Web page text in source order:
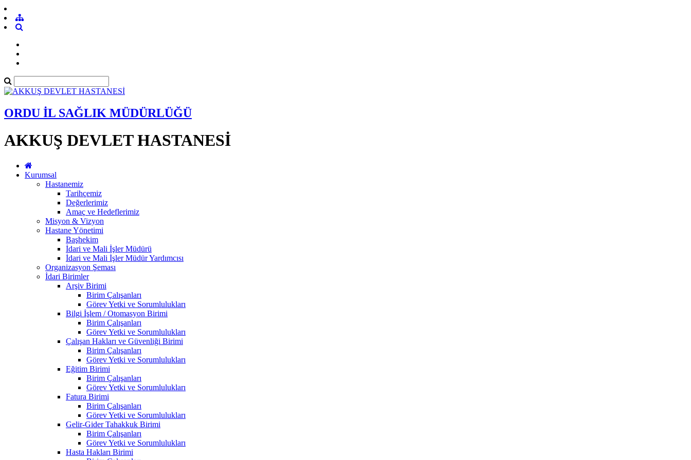
ORDU İL SAĞLIK MÜDÜRLÜĞÜ
AKKUŞ DEVLET HASTANESİ
Kurumsal
Hastanemiz
Tarihçemiz
Değerlerimiz
Amaç ve Hedeflerimiz
Misyon & Vizyon
Hastane Yönetimi
Başhekim
İdari ve Mali İşler Müdürü
İdari ve Mali İşler Müdür Yardımcısı
Organizasyon Şeması
İdari Birimler
Arşiv Birimi
Birim Çalışanları
Görev Yetki ve Sorumlulukları
Bilgi İşlem / Otomasyon Birimi
Birim Çalışanları
Görev Yetki ve Sorumlulukları
Çalışan Hakları ve Güvenliği Birimi
Birim Çalışanları
Görev Yetki ve Sorumlulukları
Eğitim Birimi
Birim Çalışanları
Görev Yetki ve Sorumlulukları
Fatura Birimi
Birim Çalışanları
Görev Yetki ve Sorumlulukları
Gelir-Gider Tahakkuk Birimi
Birim Çalışanları
Görev Yetki ve Sorumlulukları
Hasta Hakları Birimi